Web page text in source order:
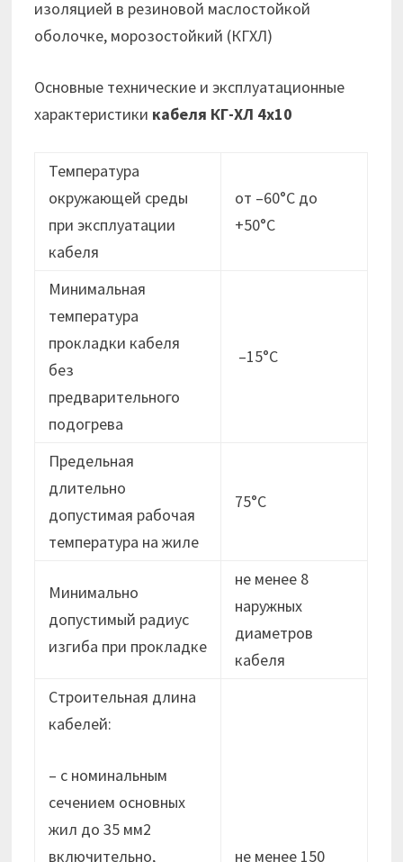
изоляцией в резиновой маслостойкой
оболочке, морозостойкий (КГХЛ)
Основные технические и эксплуатационные
характеристики кабеля КГ-ХЛ 4х10
Температура
окружающей среды
при эксплуатации
кабеля
от –60°С до
+50°С
Минимальная
температура
прокладки кабеля
без
предварительного
подогрева
–15°С
Предельная
длительно
допустимая рабочая
температура на жиле
75°С
Минимально
допустимый радиус
изгиба при прокладке
не менее 8
наружных
диаметров
кабеля
Строительная длина
кабелей:
– с номинальным
сечением основных
жил до 35 мм2
включительно,
не менее 150